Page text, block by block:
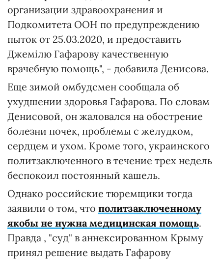
организации здравоохранения и
Подкомитета ООН по предупреждению
пыток от 25.03.2020, и предоставить
Джемілю Гафарову качественную
врачебную помощь", - добавила Денисова.
Еще зимой омбудсмен сообщала об
ухудшении здоровья Гафарова. По словам
Денисовой, он жаловался на обострение
болезни почек, проблемы с желудком,
сердцем и ухом. Кроме того, украинского
политзаключенного в течение трех недель
беспокоил постоянный кашель.
Однако российские тюремщики тогда
заявили о том, что политзаключенному
якобы не нужна медицинская помощь.
Правда , "суд" в аннексированном Крыму
принял решение выдать Гафарову